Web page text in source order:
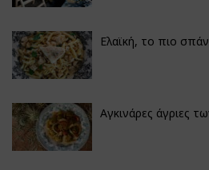
Ελαϊκή, το πιο
Αγκινάρες άγριες